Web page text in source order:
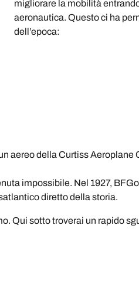
migliorare la mobilità
aeronautica. Questo ci ha
dell’epoca:
aereo della Curtiss Aeroplane
impossibile. Nel 1927,
diretto della storia.
Qui sotto troverai un rapido